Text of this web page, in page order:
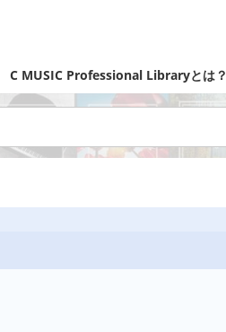
C MUSIC Professional Libraryとは？